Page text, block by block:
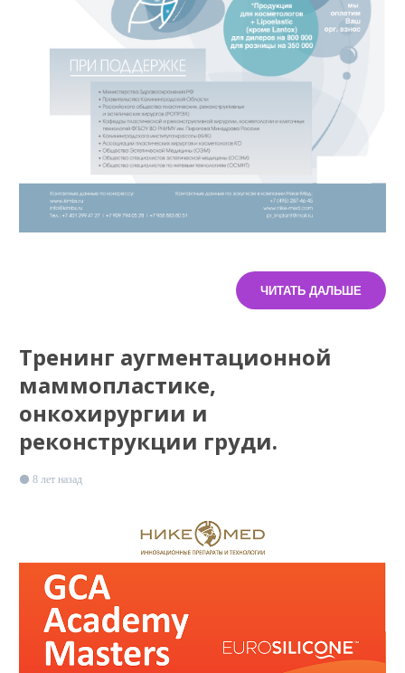
ЧИТАТЬ ДАЛЬШЕ
Тренинг аугментационной
маммопластике,
онкохирургии и
реконструкции груди.
8 лет назад